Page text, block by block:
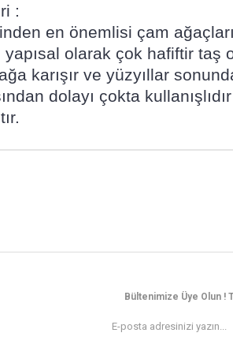
:
en önemlisi çam
olarak çok hafiftir taş
karışır ve yüzyıllar
dolayı çokta
Bültenimize Üye Olun !